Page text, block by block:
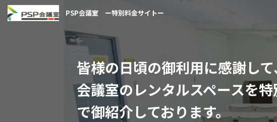
皆様の日頃の御利用に感謝し
会議室のレンタルスペースを
で御紹介しております。
PSP会議室 ー特別料金サイトー